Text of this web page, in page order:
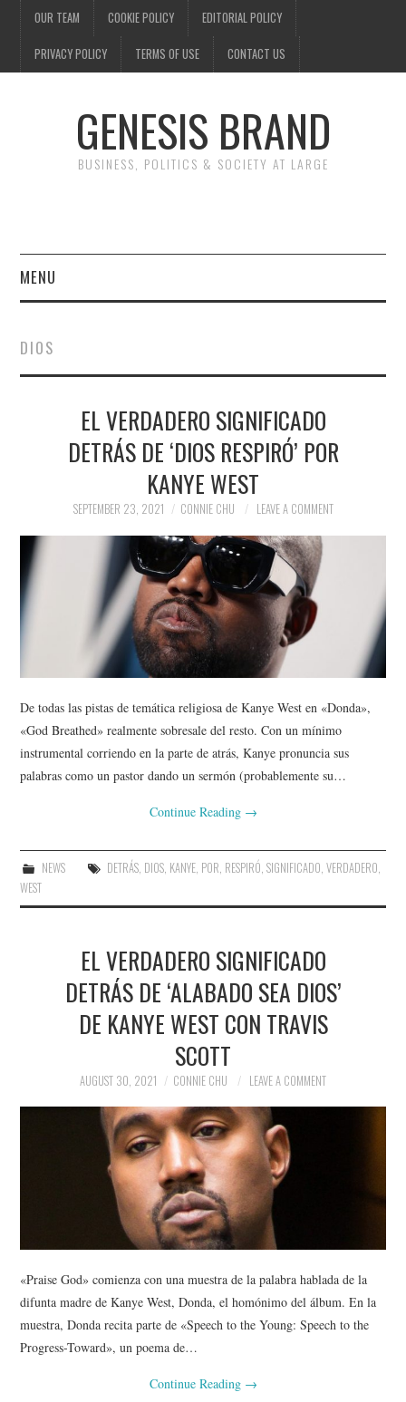
OUR TEAM COOKIE POLICY EDITORIAL POLICY
PRIVACY POLICY TERMS OF USE CONTACT US
GENESIS BRAND
BUSINESS, POLITICS & SOCIETY AT LARGE
MENU
FINANCE
POLITICS
SOCIETY
SPORTS
TECHNOLOGY
DIOS
EL VERDADERO SIGNIFICADO
DETRÁS DE ‘DIOS RESPIRÓ’ POR
KANYE WEST
SEPTEMBER 23, 2021 CONNIE CHU LEAVE A COMMENT
De todas las pistas de temática religiosa de Kanye West en «Donda»,
«God Breathed» realmente sobresale del resto. Con un mínimo
instrumental corriendo en la parte de atrás, Kanye pronuncia sus
palabras como un pastor dando un sermón (probablemente su…
Continue Reading →
NEWS DETRÁS, DIOS, KANYE, POR, RESPIRÓ, SIGNIFICADO, VERDADERO,
WEST
EL VERDADERO SIGNIFICADO
DETRÁS DE ‘ALABADO SEA DIOS’
DE KANYE WEST CON TRAVIS
SCOTT
AUGUST 30, 2021 CONNIE CHU LEAVE A COMMENT
«Praise God» comienza con una muestra de la palabra hablada de la
difunta madre de Kanye West, Donda, el homónimo del álbum. En la
muestra, Donda recita parte de «Speech to the Young: Speech to the
Progress-Toward», un poema de…
Continue Reading →